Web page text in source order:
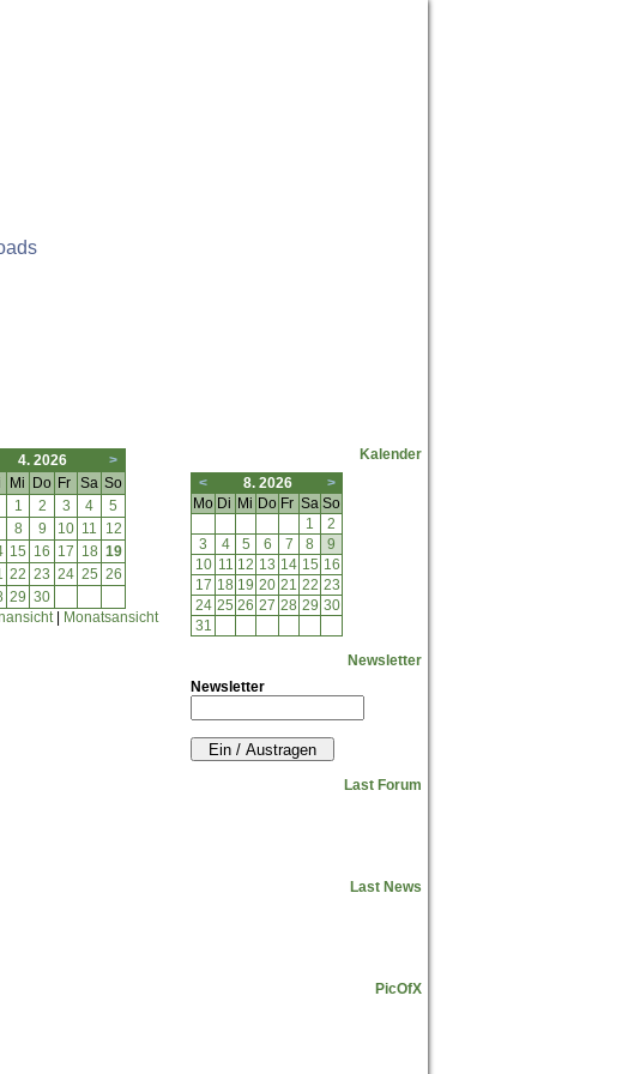
4. 2026
>
Mi Do Fr Sa So
1
2 3 4
5
8 9 10 11
12
15 16 17 18 19
22 23 24 25 26
29 30
| Monatsansicht
Kalender
<
8. 2026
>
Mo Di Mi Do Fr Sa So
1
2
3
4 5 6 7 8
9
10 11 12 13 14 15 16
17 18 19 20 21 22 23
24 25 26 27 28 29 30
31
Newsletter
Newsletter
Last Forum
Last News
PicOfX